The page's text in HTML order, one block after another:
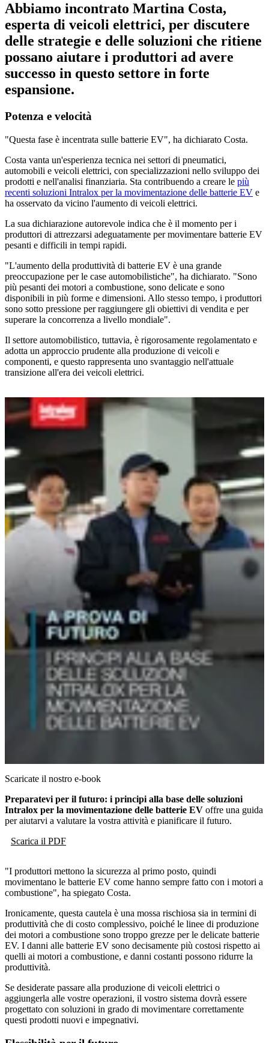
Abbiamo incontrato Martina Costa,
esperta di veicoli elettrici, per discutere
delle strategie e delle soluzioni che ritiene
possano aiutare i produttori ad avere
successo in questo settore in forte
espansione.
Potenza e velocità
"Questa fase è incentrata sulle batterie EV", ha dichiarato Costa.
Costa vanta un'esperienza tecnica nei settori di pneumatici,
automobili e veicoli elettrici, con specializzazioni nello sviluppo dei
prodotti e nell'analisi finanziaria. Sta contribuendo a creare le più
recenti soluzioni Intralox per la movimentazione delle batterie EV e
ha osservato da vicino l'aumento di veicoli elettrici.
La sua dichiarazione autorevole indica che è il momento per i
produttori di attrezzarsi adeguatamente per movimentare batterie EV
pesanti e difficili in tempi rapidi.
"L'aumento della produttività di batterie EV è una grande
preoccupazione per le case automobilistiche", ha dichiarato. "Sono
più pesanti dei motori a combustione, sono delicate e sono
disponibili in più forme e dimensioni. Allo stesso tempo, i produttori
sono sotto pressione per raggiungere gli obiettivi di vendita e per
superare la concorrenza a livello mondiale".
Il settore automobilistico, tuttavia, è rigorosamente regolamentato e
adotta un approccio prudente alla produzione di veicoli e
componenti, e questo rappresenta uno svantaggio nell'attuale
transizione all'era dei veicoli elettrici.
Scaricate il nostro e-book
Preparatevi per il futuro: i principi alla base delle soluzioni
Intralox per la movimentazione delle batterie EV offre una guida
per aiutarvi a valutare la vostra attività e pianificare il futuro.
Scarica il PDF
"I produttori mettono la sicurezza al primo posto, quindi
movimentano le batterie EV come hanno sempre fatto con i motori a
combustione", ha spiegato Costa.
Ironicamente, questa cautela è una mossa rischiosa sia in termini di
produttività che di costo complessivo, poiché le linee di produzione
dei motori a combustione sono troppo grezze per le delicate batterie
EV. I danni alle batterie EV sono decisamente più costosi rispetto ai
quelli ai motori a combustione, e danni costanti possono ridurre la
produttività.
Se desiderate passare alla produzione di veicoli elettrici o
aggiungerla alle vostre operazioni, il vostro sistema dovrà essere
progettato con soluzioni in grado di movimentare correttamente
questi prodotti nuovi e impegnativi.